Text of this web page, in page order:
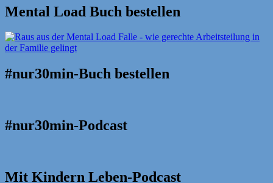
Mental Load Buch bestellen
#nur30min-Buch bestellen
#nur30min-Podcast
Mit Kindern Leben-Podcast